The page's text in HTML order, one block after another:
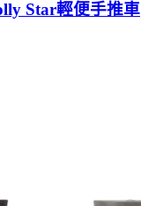
Star輕便手推車